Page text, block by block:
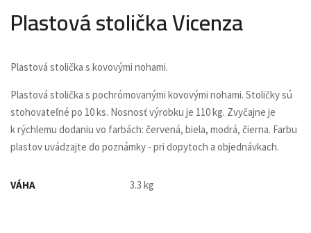
Plastová stolička Vicenza
Plastová stolička s kovovými nohami.
Plastová stolička s pochrómovanými kovovými nohami. Stoličky sú
stohovateľné po 10 ks. Nosnosť výrobku je 110 kg. Zvyčajne je
k rýchlemu dodaniu vo farbách: červená, biela, modrá, čierna. Farbu
plastov uvádzajte do poznámky - pri dopytoch a objednávkach.
VÁHA 3.3 kg